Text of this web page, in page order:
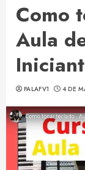
Como
Aula
PALAFV1 4 DE